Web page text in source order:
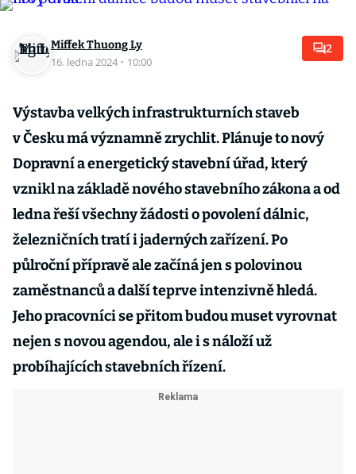
Miffek Thuong Ly
16. ledna 2024 · 10:00
2
Výstavba velkých infrastrukturních staveb
v Česku má významně zrychlit. Plánuje to nový
Dopravní a energetický stavební úřad, který
vznikl na základě nového stavebního zákona a od
ledna řeší všechny žádosti o povolení dálnic,
železničních tratí i jaderných zařízení. Po
půlroční přípravě ale začíná jen s polovinou
zaměstnanců a další teprve intenzivně hledá.
Jeho pracovníci se přitom budou muset vyrovnat
nejen s novou agendou, ale i s náloží už
probíhajících stavebních řízení.